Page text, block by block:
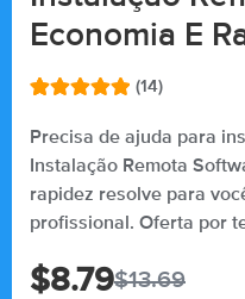
Economia E
como5.00
baseado
avaliações
de clientes
(14)
Precisa de ajuda para
Instalação Remota
rapidez resolve para
profissional. Oferta por
$13.69
$8.79